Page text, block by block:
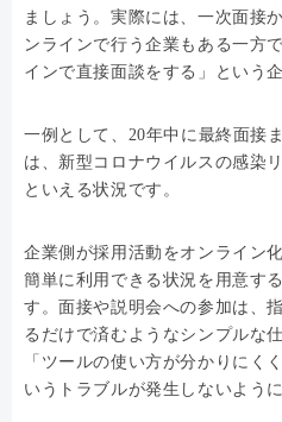
ましょう。実際には、一次面接
ンラインで行う企業もある一方
インで直接面談をする」という
一例として、20年中に最終面接
は、新型コロナウイルスの感染
といえる状況です。
企業側が採用活動をオンライン
簡単に利用できる状況を用意す
す。面接や説明会への参加は、
るだけで済むようなシンプルな
「ツールの使い方が分かりにく
いうトラブルが発生しないよう